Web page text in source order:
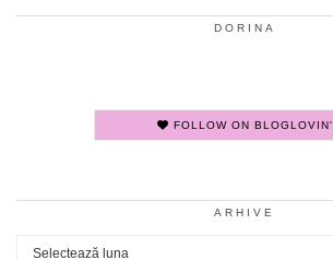
DORINA
FOLLOW ON BLOGLOVIN'
ARHIVE
Arhive